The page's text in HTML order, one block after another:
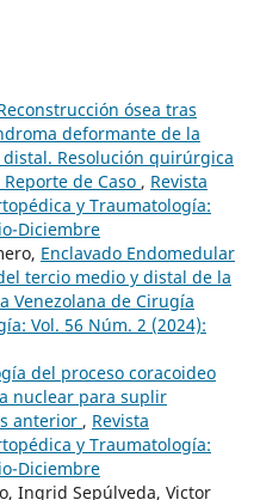
ósea tras
deformante de la
Resolución quirúrgica
de Caso , Revista
y Traumatología:
Diciembre
Enclavado Endomedular
tercio medio y distal de la
Venezolana de Cirugía
Vol. 56 Núm. 2 (2024):
del proceso coracoideo
nuclear para suplir
anterior , Revista
y Traumatología:
Diciembre
Ingrid Sepúlveda, Victor